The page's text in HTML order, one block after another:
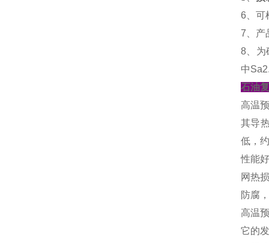
6、可
7、产
8、为
中
石油
高温
其导
低，
性能
网热
防腐
高温
它的